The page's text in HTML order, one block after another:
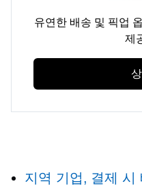
유연한 배송 및 픽업
제
지역 기업, 결제 시